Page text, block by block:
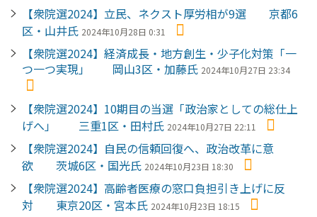
【衆院選2024】立民、ネクスト厚労相が9選 京都6
区・山井氏 2024年10月28日 0:31
【衆院選2024】経済成長・地方創生・少子化対策「一
つ一つ実現」 岡山3区・加藤氏 2024年10月27日 23:34
【衆院選2024】10期目の当選「政治家としての総仕上
げへ」 三重1区・田村氏 2024年10月27日 22:11
【衆院選2024】自民の信頼回復へ、政治改革に意
欲 茨城6区・国光氏 2024年10月23日 18:30
【衆院選2024】高齢者医療の窓口負担引き上げに反
対 東京20区・宮本氏 2024年10月23日 18:15